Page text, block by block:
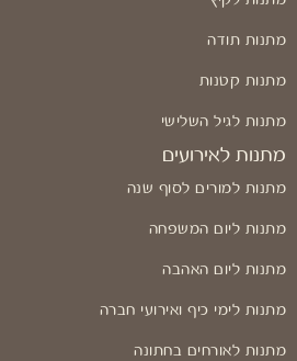
מתנות תודה
מתנות קטנות
מתנות לגיל השלישי
מתנות לאירועים
מתנות למורים לסוף שנה
מתנות ליום המשפחה
מתנות ליום האהבה
מתנות לימי כיף ואירועי חברה
מתנות לאורחים בחתונה